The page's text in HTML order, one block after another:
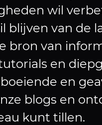
wil
blijven van de
bron van
en
en
blogs en
kunt tillen.